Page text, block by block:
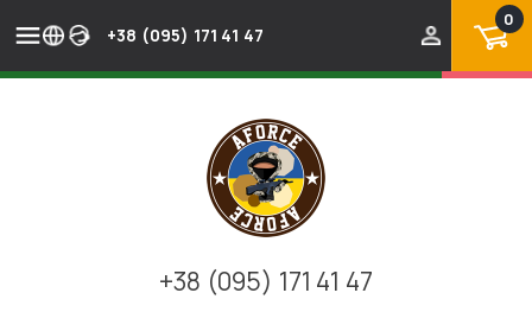
+38 (095) 171 41 47
0
+38 (095) 171 41 47